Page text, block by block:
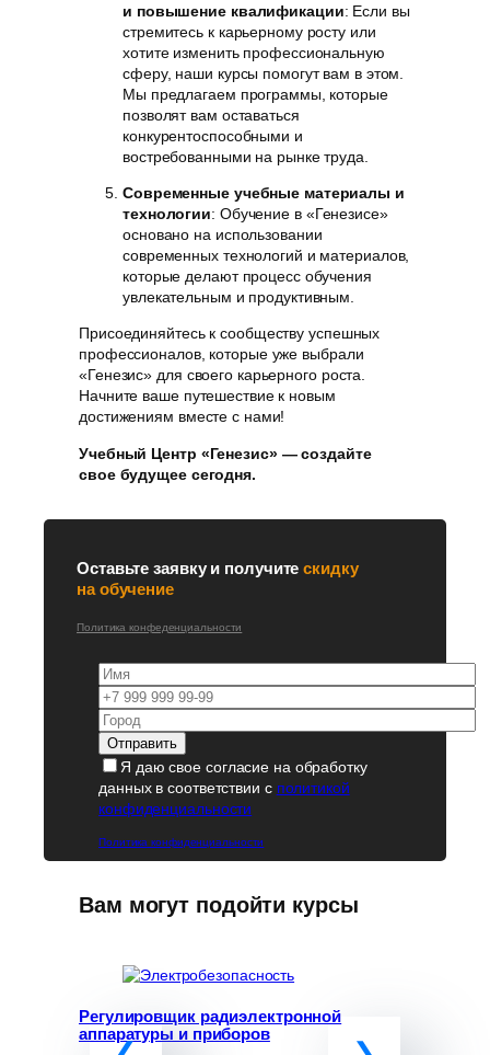
и повышение квалификации: Если вы
стремитесь к карьерному росту или
хотите изменить профессиональную
сферу, наши курсы помогут вам в этом.
Мы предлагаем программы, которые
позволят вам оставаться
конкурентоспособными и
востребованными на рынке труда.
Современные учебные материалы и
технологии: Обучение в «Генезисе»
основано на использовании
современных технологий и материалов,
которые делают процесс обучения
увлекательным и продуктивным.
Присоединяйтесь к сообществу успешных
профессионалов, которые уже выбрали
«Генезис» для своего карьерного роста.
Начните ваше путешествие к новым
достижениям вместе с нами!
Учебный Центр «Генезис» — создайте
свое будущее сегодня.
Оставьте заявку и получитескидку
на обучение
Политика конфеденциальности
Я даю свое согласие на обработку
данных в соответствии с политикой
конфиденциальности
Политика конфиденциальности
Вам могут подойти курсы
Регулировщик радиэлектронной
аппаратуры и приборов